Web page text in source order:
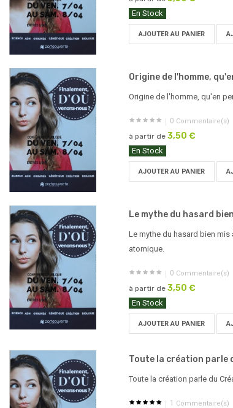
En Stock
AJOUTER AU PANIER
Origine de l'homme,
Origine de l'homme, qu'en
0 Commentaire(s)
à partir de 3,50 €
En Stock
AJOUTER AU PANIER
Le mythe du hasard
Le mythe du hasard bien mis
atomique.
0 Commentaire(s)
à partir de 3,50 €
En Stock
AJOUTER AU PANIER
Toute la création parle
Toute la création parle du
1 Commentaire(s)